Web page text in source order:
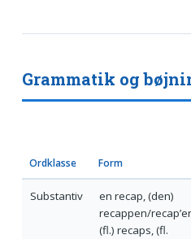
Grammatik og
Ordklasse Form
Substantiv
en recap, (den)
recappen/
(fl.) recaps, (fl.